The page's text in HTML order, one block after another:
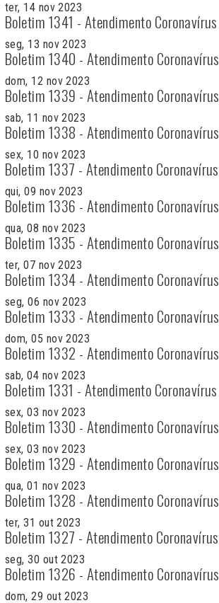
ter, 14 nov 2023
Boletim 1341 - Atendimento Coronavírus
seg, 13 nov 2023
Boletim 1340 - Atendimento Coronavírus
dom, 12 nov 2023
Boletim 1339 - Atendimento Coronavírus
sab, 11 nov 2023
Boletim 1338 - Atendimento Coronavírus
sex, 10 nov 2023
Boletim 1337 - Atendimento Coronavírus
qui, 09 nov 2023
Boletim 1336 - Atendimento Coronavírus
qua, 08 nov 2023
Boletim 1335 - Atendimento Coronavírus
ter, 07 nov 2023
Boletim 1334 - Atendimento Coronavírus
seg, 06 nov 2023
Boletim 1333 - Atendimento Coronavírus
dom, 05 nov 2023
Boletim 1332 - Atendimento Coronavírus
sab, 04 nov 2023
Boletim 1331 - Atendimento Coronavírus
sex, 03 nov 2023
Boletim 1330 - Atendimento Coronavírus
sex, 03 nov 2023
Boletim 1329 - Atendimento Coronavírus
qua, 01 nov 2023
Boletim 1328 - Atendimento Coronavírus
ter, 31 out 2023
Boletim 1327 - Atendimento Coronavírus
seg, 30 out 2023
Boletim 1326 - Atendimento Coronavírus
dom, 29 out 2023